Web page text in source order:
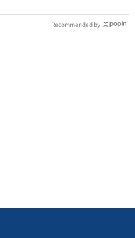
Recommended by